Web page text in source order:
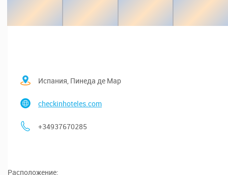
Испания, Пинеда де Мар
checkinhoteles.com
+34937670285
Расположение: